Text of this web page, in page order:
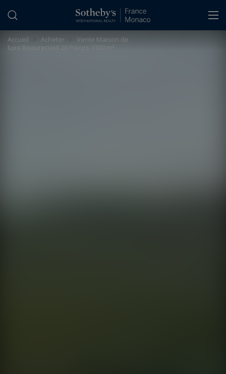
Accueil > Acheter > Vente Maison de
luxe Beaurecueil 20 Pièces 1300 m²